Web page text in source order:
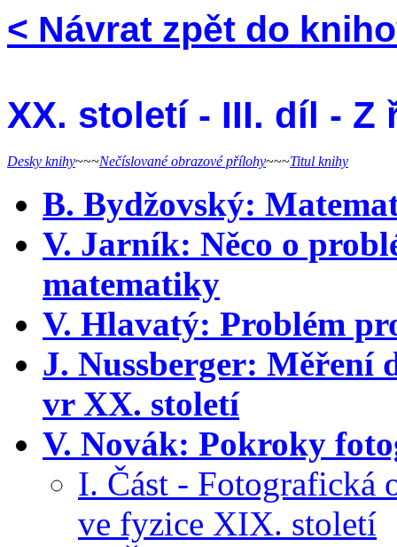
< Návrat zpět do
XX. století - III. díl - Z
Desky knihy~~~Nečíslované obrazové přílohy~~~Titul knihy
B. Bydžovský:
V. Jarník: Něco o
matematiky
V. Hlavatý: Problém
J. Nussberger: Měření
vr XX. století
V. Novák: Pokroky
I. Část - Fotografická
ve fyzice XIX. století